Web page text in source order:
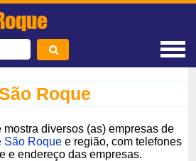
Roque
diversos (as) empresas de
São Roque e região, com telefones
e endereço das empresas.